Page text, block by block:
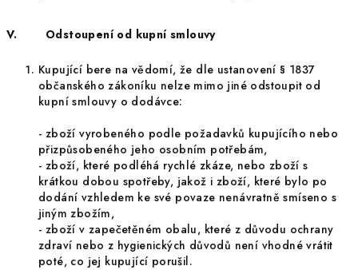
V. Odstoupení od kupní smlouvy
Kupující bere na vědomí, že dle ustanovení § 1837
občanského zákoníku nelze mimo jiné odstoupit od
kupní smlouvy o dodávce:
- zboží vyrobeného podle požadavků kupujícího nebo
přizpůsobeného jeho osobním potřebám,
- zboží, které podléhá rychlé zkáze, nebo zboží s
krátkou dobou spotřeby, jakož i zboží, které bylo po
dodání vzhledem ke své povaze nenávratně smíseno s
jiným zbožím,
- zboží v zapečetěném obalu, které z důvodu ochrany
zdraví nebo z hygienických důvodů není vhodné vrátit
poté, co jej kupující porušil.